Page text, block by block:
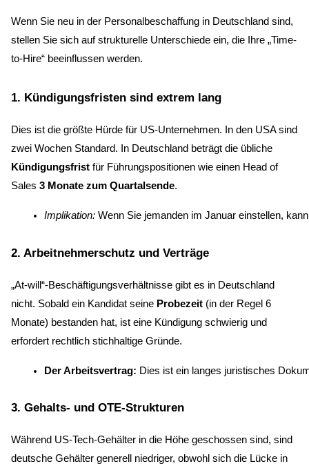
Wenn Sie neu in der Personalbeschaffung in Deutschland sind,
stellen Sie sich auf strukturelle Unterschiede ein, die Ihre „Time-
to-Hire“ beeinflussen werden.
1. Kündigungsfristen sind extrem lang
Dies ist die größte Hürde für US-Unternehmen. In den USA sind
zwei Wochen Standard. In Deutschland beträgt die übliche
Kündigungsfrist für Führungspositionen wie einen Head of
Sales 3 Monate zum Quartalsende.
Implikation: Wenn Sie jemanden im Januar einstellen,
2. Arbeitnehmerschutz und Verträge
„At-will“-Beschäftigungsverhältnisse gibt es in Deutschland
nicht. Sobald ein Kandidat seine Probezeit (in der Regel 6
Monate) bestanden hat, ist eine Kündigung schwierig und
erfordert rechtlich stichhaltige Gründe.
Der Arbeitsvertrag: Dies ist ein langes juristisches
3. Gehalts- und OTE-Strukturen
Während US-Tech-Gehälter in die Höhe geschossen sind, sind
deutsche Gehälter generell niedriger, obwohl sich die Lücke in